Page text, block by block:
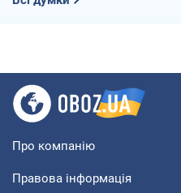
Про компанію
Правова інформація